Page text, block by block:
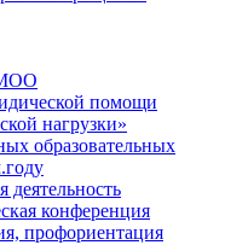
МОО
помощи
нагрузки»
образовательных
деятельность
конференция
профориентация